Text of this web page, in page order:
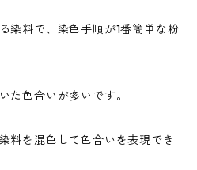
染料で、染色手順が1番簡単な粉
た色合いが多いです。
料を混色して色合いを表現でき